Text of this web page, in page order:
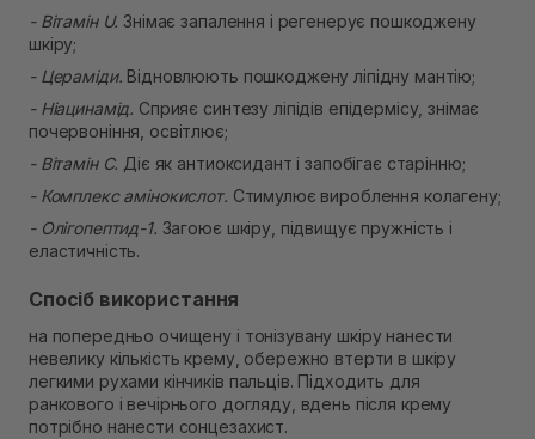
- Вітамін U. Знімає запалення і регенерує пошкоджену
шкіру;
- Цераміди. Відновлюють пошкоджену ліпідну мантію;
- Ніацинамід. Сприяє синтезу ліпідів епідермісу, знімає
почервоніння, освітлює;
- Вітамін С. Діє як антиоксидант і запобігає старінню;
- Комплекс амінокислот. Стимулює вироблення колагену;
- Олігопептид-1. Загоює шкіру, підвищує пружність і
еластичність.
Спосіб використання
на попередньо очищену і тонізувану шкіру нанести
невелику кількість крему, обережно втерти в шкіру
легкими рухами кінчиків пальців. Підходить для
ранкового і вечірнього догляду, вдень після крему
потрібно нанести сонцезахист.